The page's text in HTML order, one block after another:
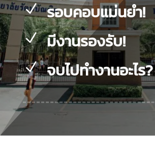
N รอบคอบแม่นยำ!
N มีงานรองรับ!
N จบไปทำงานอะไร?